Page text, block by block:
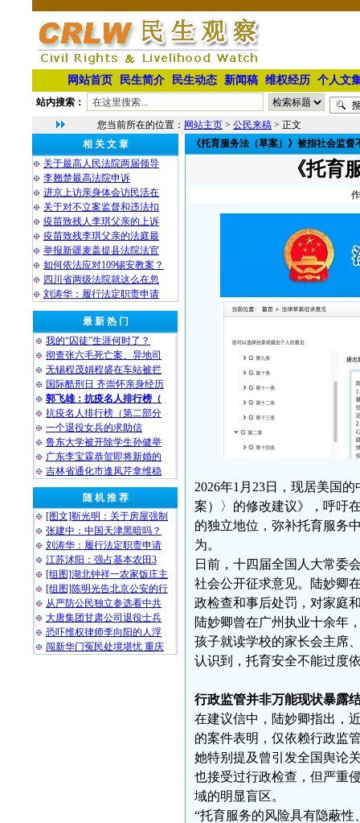
网站首页 民生简介 民生动态 新闻稿 维权经历 个人文
站内搜索：
您当前所在的位置： 网站主页 > 公民来稿 > 正文
相 关 文 章
关于最高人民法院两届领导
李翘楚最高法院申诉
进京上访亲身体会访民活在
关于对不立案监督和违法扣
疫苗致残人李琪父亲的上诉
疫苗致残李琪父亲的法庭最
举报新疆麦盖提县法院法官
如何依法应对109锡安教案？
四川省两级法院就这么在忽
刘涛华：履行法定职责申请
最 新 热 门
我的“囚徒”生涯何时了？
彻查张六毛死亡案、异地司
无锡程茂娟程盛在车站被拦
国际酷刑日 齐崇怀亲身经历
郭飞雄：抗疫名人排行榜（
抗疫名人排行榜（第二部分
一个退役女兵的求助信
鲁东大学被开除学生孙健举
广东李宝霖恭贺即将新婚的
吉林省通化市逢凤芹拿维稳
随 机 推 荐
[图文]靳光明：关于房屋强制
张建中：中国天津黑暗吗？
刘涛华：履行法定职责申请
江苏沭阳：强占基本农田3
[组图]湖北钟祥一农家饭庄主
[组图]陈明光告北京公安的行
从严防公民独立参选看中共
大唐集团甘肃公司退役士兵
恐吓维权律师李向阳的人浮
闯新华门冤民处境堪忧 重庆
《托育服务法（草案）》被指社会监督
《托育
2026年1月23日，现居美国
案）〉的修改建议》，呼吁
的独立地位，弥补托育服务
为。
日前，十四届全国人大常委
社会公开征求意见。陆妙卿
政检查和事后处罚，对家庭
陆妙卿曾在广州执业十余年
孩子就读学校的家长会主席
认识到，托育安全不能过度
行政监管并非万能现状暴露
在建议信中，陆妙卿指出，
的案件表明，仅依赖行政监
她特别提及曾引发全国舆论
也接受过行政检查，但严重
域的明显盲区。
“托育服务的风险具有隐蔽